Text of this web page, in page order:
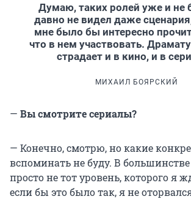
Думаю, таких ролей уже и не
давно не видел даже
мне было бы интересно
что в нем участвовать.
страдает и в кино, и в
МИХАИЛ БОЯРСКИЙ
— Вы смотрите сериалы?
— Конечно, смотрю, но какие
вспоминать не буду. В
просто не тот уровень, которого я
если бы это было так, я не